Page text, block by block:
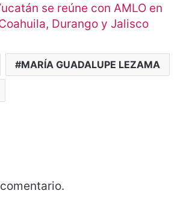
se reúne con AMLO en
Durango y Jalisco
MARÍA GUADALUPE LEZAMA